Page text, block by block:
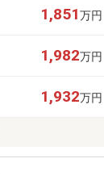
1,851万円
1,982万円
1,932万円